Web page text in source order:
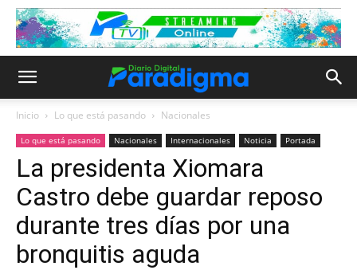
Inicio Lo que está pasando Nacionales
Lo que está pasando Nacionales Internacionales Noticia Portada
La presidenta Xiomara
Castro debe guardar reposo
durante tres días por una
bronquitis aguda